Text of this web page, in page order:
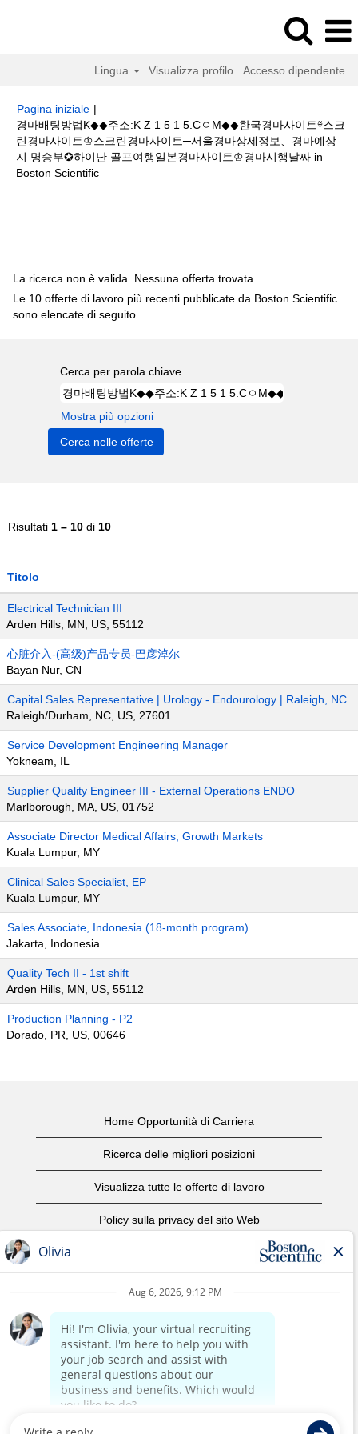
Lingua Visualizza profilo Accesso dipendente
Pagina iniziale |
경마배팅방법K◆◆주소:K Z 1 5 1 5.CㅇM◆◆한국경마사이트༈스크
린경마사이트♔스크린경마사이트─서울경마상세정보、경마예상
지 명승부✪하이난 골프여행일본경마사이트♔경마시행날짜 in
Boston Scientific(pagina
La ricerca non è valida. Nessuna offerta trovata.
Le 10 offerte di lavoro più recenti pubblicate da Boston Scientific
sono elencate di seguito.
Cerca per parola chiave
Mostra più opzioni
Risultati 1 – 10 di 10
Titolo
Electrical Technician III
Arden Hills, MN, US, 55112
心脏介入-(高级)产品专员-巴彦淖尔
Bayan Nur, CN
Capital Sales Representative | Urology - Endourology | Raleigh, NC
Raleigh/Durham, NC, US, 27601
Service Development Engineering Manager
Yokneam, IL
Supplier Quality Engineer III - External Operations ENDO
Marlborough, MA, US, 01752
Associate Director Medical Affairs, Growth Markets
Kuala Lumpur, MY
Clinical Sales Specialist, EP
Kuala Lumpur, MY
Sales Associate, Indonesia (18-month program)
Jakarta, Indonesia
Quality Tech II - 1st shift
Arden Hills, MN, US, 55112
Production Planning - P2
Dorado, PR, US, 00646
Home Opportunità di Carriera
Ricerca delle migliori posizioni
Visualizza tutte le offerte di lavoro
Policy sulla privacy del sito Web
Home Corporate